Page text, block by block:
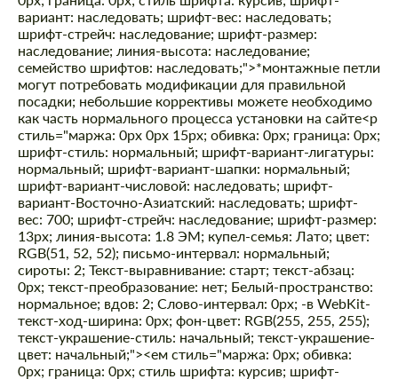
вариант: наследовать; шрифт-вес: наследовать;
шрифт-стрейч: наследование; шрифт-размер:
наследование; линия-высота: наследование;
семейство шрифтов: наследовать;">*монтажные петли
могут потребовать модификации для правильной
посадки; небольшие коррективы можете необходимо
как часть нормального процесса установки на сайте<р
стиль="маржа: 0px 0px 15px; обивка: 0px; граница: 0px;
шрифт-стиль: нормальный; шрифт-вариант-лигатуры:
нормальный; шрифт-вариант-шапки: нормальный;
шрифт-вариант-числовой: наследовать; шрифт-
вариант-Восточно-Азиатский: наследовать; шрифт-
вес: 700; шрифт-стрейч: наследование; шрифт-размер:
13px; линия-высота: 1.8 ЭМ; купел-семья: Лато; цвет:
RGB(51, 52, 52); письмо-интервал: нормальный;
сироты: 2; Текст-выравнивание: старт; текст-абзац:
0px; текст-преобразование: нет; Белый-пространство:
нормальное; вдов: 2; Слово-интервал: 0px; -в WebKit-
текст-ход-ширина: 0px; фон-цвет: RGB(255, 255, 255);
текст-украшение-стиль: начальный; текст-украшение-
цвет: начальный;"><ем стиль="маржа: 0px; обивка:
0px; граница: 0px; стиль шрифта: курсив; шрифт-